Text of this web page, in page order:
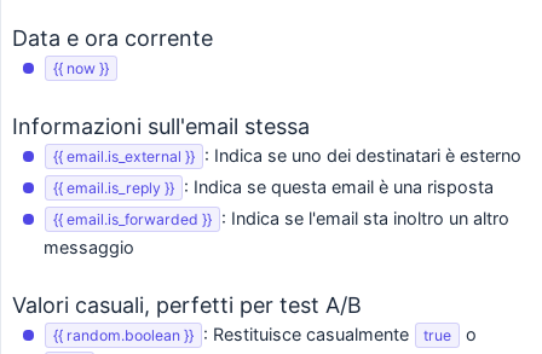
Data e ora corrente
{{ now }}
Informazioni sull'email stessa
{{ email.is_external }} : Indica se uno dei destinatari è esterno
{{ email.is_reply }} : Indica se questa email è una risposta
{{ email.is_forwarded }} : Indica se l'email sta inoltro un altro
messaggio
Valori casuali, perfetti per test A/B
{{ random.boolean }} : Restituisce casualmente true o